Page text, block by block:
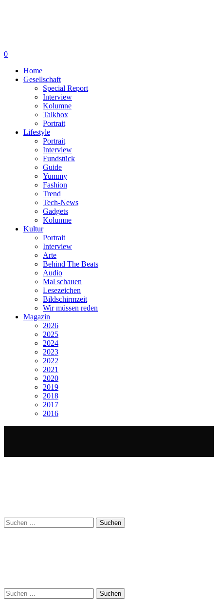
0
Home
Gesellschaft
Special Report
Interview
Kolumne
Talkbox
Portrait
Lifestyle
Portrait
Interview
Fundstück
Guide
Yummy
Fashion
Trend
Tech-News
Gadgets
Kolumne
Kultur
Portrait
Interview
Arte
Behind The Beats
Audio
Mal schauen
Lesezeichen
Bildschirmzeit
Wir müssen reden
Magazin
2026
2025
2024
2023
2022
2021
2020
2019
2018
2017
2016
Suchen
nach:
Suchen
nach: